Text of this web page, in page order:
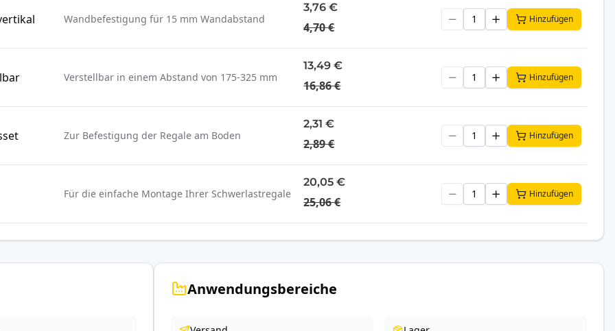
Wandbefestigung für 15 mm Wandabstand
3,76 €
4,70 €
Hinzufügen
Verstellbar in einem Abstand von 175-325 mm
13,49 €
16,86 €
Hinzufügen
Zur Befestigung der Regale am Boden
2,31 €
2,89 €
Hinzufügen
Für die einfache Montage Ihrer Schwerlastregale
20,05 €
25,06 €
Hinzufügen
Anwendungsbereiche